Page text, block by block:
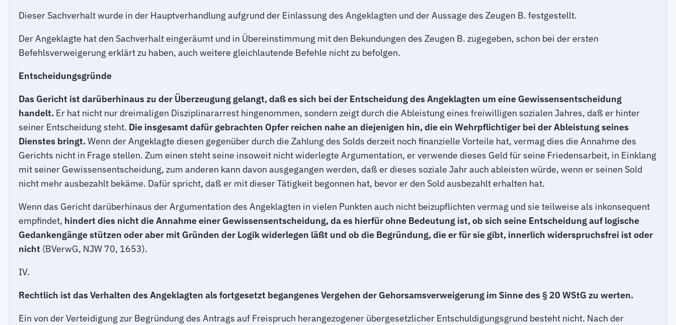
Dieser Sachverhalt wurde in der Hauptverhandlung aufgrund der Einlassung des Angeklagten und der Aussage des Zeugen B. festgestellt.
Der Angeklagte hat den Sachverhalt eingeräumt und in Übereinstimmung mit den Bekundungen des Zeugen B. zugegeben, schon bei der ersten
Befehlsverweigerung erklärt zu haben, auch weitere gleichlautende Befehle nicht zu befolgen.
Entscheidungsgründe
Das Gericht ist darüberhinaus zu der Überzeugung gelangt, daß es sich bei der Entscheidung des Angeklagten um eine Gewissensentscheidung
handelt. Er hat nicht nur dreimaligen Disziplinararrest hingenommen, sondern zeigt durch die Ableistung eines freiwilligen sozialen Jahres, daß er hinter
seiner Entscheidung steht. Die insgesamt dafür gebrachten Opfer reichen nahe an diejenigen hin, die ein Wehrpflichtiger bei der Ableistung seines
Dienstes bringt. Wenn der Angeklagte diesen gegenüber durch die Zahlung des Solds derzeit noch finanzielle Vorteile hat, vermag dies die Annahme des
Gerichts nicht in Frage stellen. Zum einen steht seine insoweit nicht widerlegte Argumentation, er verwende dieses Geld für seine Friedensarbeit, in Einklang
mit seiner Gewissensentscheidung, zum anderen kann davon ausgegangen werden, daß er dieses soziale Jahr auch ableisten würde, wenn er seinen Sold
nicht mehr ausbezahlt bekäme. Dafür spricht, daß er mit dieser Tätigkeit begonnen hat, bevor er den Sold ausbezahlt erhalten hat.
Wenn das Gericht darüberhinaus der Argumentation des Angeklagten in vielen Punkten auch nicht beizupflichten vermag und sie teilweise als inkonsequent
empfindet, hindert dies nicht die Annahme einer Gewissensentscheidung, da es hierfür ohne Bedeutung ist, ob sich seine Entscheidung auf logische
Gedankengänge stützen oder aber mit Gründen der Logik widerlegen läßt und ob die Begründung, die er für sie gibt, innerlich widerspruchsfrei ist oder
nicht (BVerwG, NJW 70, 1653).
IV.
Rechtlich ist das Verhalten des Angeklagten als fortgesetzt begangenes Vergehen der Gehorsamsverweigerung im Sinne des § 20 WStG zu werten.
Ein von der Verteidigung zur Begründung des Antrags auf Freispruch herangezogener übergesetzlicher Entschuldigungsgrund besteht nicht. Nach der